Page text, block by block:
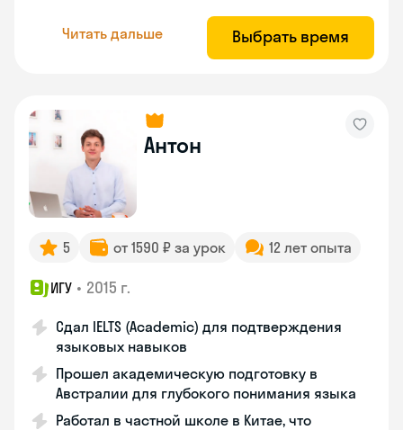
Читать дальше Выбрать время
Антон
5 от 1590 ₽ за урок 12 лет опыта
ИГУ • 2015 г.
Сдал IELTS (Academic) для подтверждения
языковых навыков
Прошел академическую подготовку в
Австралии для глубокого понимания языка
Работал в частной школе в Китае, что